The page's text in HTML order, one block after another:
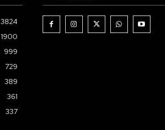
3824
1900
999
729
389
361
337